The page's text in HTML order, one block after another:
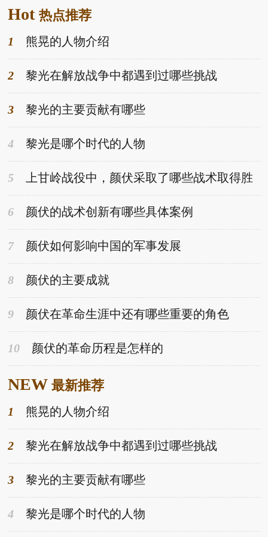
己的努力，相反，她开始寻找新的方法和途径，想通过自
Hot热点推荐
1 熊晃的人物介绍
2 黎光在解放战争中都遇到过哪些挑战
3 黎光的主要贡献有哪些
4 黎光是哪个时代的人物
5
上甘岭战役中，颜伏采取了哪些战术取得胜
利
6
颜伏的战术创新有哪些具体案例
7 颜伏如何影响中国的军事发展
8 颜伏的主要成就
9 颜伏在革命生涯中还有哪些重要的角色
10 颜伏的革命历程是怎样的
NEW最新推荐
1 熊晃的人物介绍
2 黎光在解放战争中都遇到过哪些挑战
3 黎光的主要贡献有哪些
4 黎光是哪个时代的人物